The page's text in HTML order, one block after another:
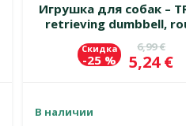
Игрушка для собак –
retrieving dumbbell,
6,99 €
Цена
5,24 €
Скидка
-25 %
В наличии